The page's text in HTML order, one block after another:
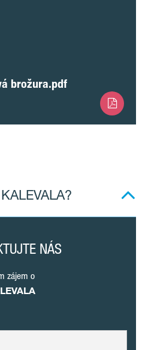
brožura.pdf
NÁS
zájem o